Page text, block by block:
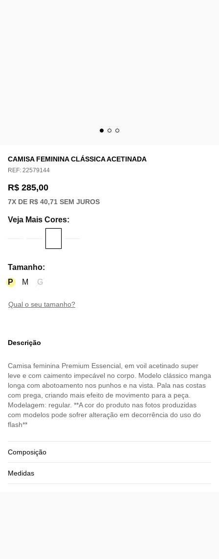
CAMISA FEMININA CLÁSSICA ACETINADA
REF: 22579144
R$ 285,00
7X DE R$ 40,71 SEM JUROS
Veja Mais Cores:
Tamanho:
P
M G
qual o seu tamanho?
Descrição
Camisa feminina Premium Essencial, em voil acetinado super
leve e com caimento impecável no corpo. Modelo clássico manga
longa com abotoamento nos punhos e na vista. Pala nas costas
com prega, criando mais efeito de movimento para a peça.
Modelagem: regular. **A cor do produto nas fotos produzidas
com modelos pode sofrer alteração em decorrência do uso do
flash**
Composição
Medidas